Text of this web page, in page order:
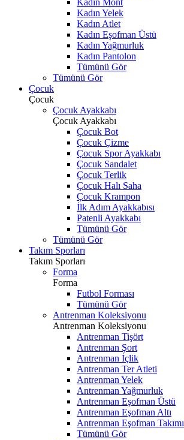
Kadın Mont
Kadın Yelek
Kadın Atlet
Kadın Eşofman Üstü
Kadın Yağmurluk
Kadın Pantolon
Tümünü Gör
Tümünü Gör
Çocuk
Çocuk
Çocuk Ayakkabı
Çocuk Ayakkabı
Çocuk Bot
Çocuk Çizme
Çocuk Spor Ayakkabı
Çocuk Sandalet
Çocuk Terlik
Çocuk Halı Saha
Çocuk Krampon
İlk Adım Ayakkabısı
Patenli Ayakkabı
Tümünü Gör
Tümünü Gör
Takım Sporları
Takım Sporları
Forma
Forma
Futbol Forması
Tümünü Gör
Antrenman Koleksiyonu
Antrenman Koleksiyonu
Antrenman Tişört
Antrenman Şort
Antrenman İçlik
Antrenman Ter Atleti
Antrenman Yelek
Antrenman Yağmurluk
Antrenman Eşofman Üstü
Antrenman Eşofman Altı
Antrenman Eşofman Takımı
Tümünü Gör